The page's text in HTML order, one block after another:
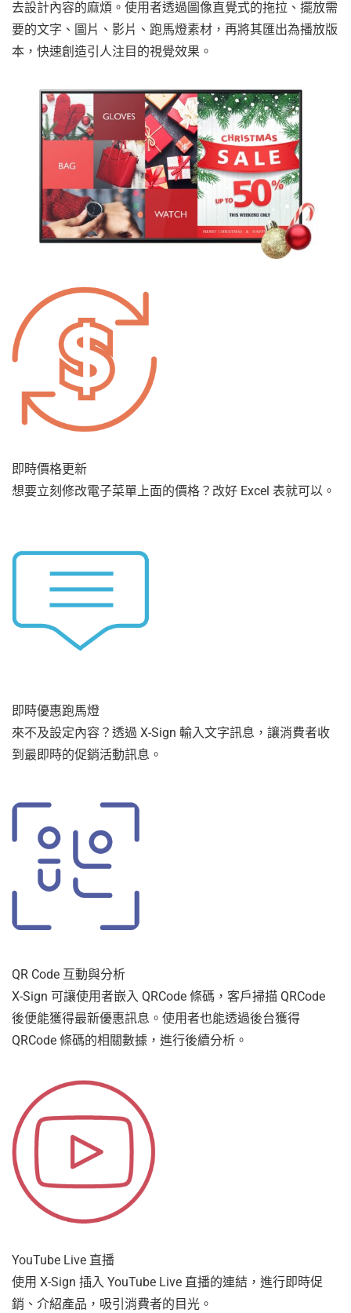
去設計內容的麻煩。使用者透過圖像直覺式的拖拉、擺放需
要的文字、圖片、影片、跑馬燈素材，再將其匯出為播放版
本，快速創造引人注目的視覺效果。
即時價格更新
想要立刻修改電子菜單上面的價格？改好 Excel 表就可以。
即時優惠跑馬燈
來不及設定內容？透過 X-Sign 輸入文字訊息，讓消費者收
到最即時的促銷活動訊息。
QR Code 互動與分析
X-Sign 可讓使用者嵌入 QRCode 條碼，客戶掃描 QRCode
後便能獲得最新優惠訊息。使用者也能透過後台獲得
QRCode 條碼的相關數據，進行後續分析。
YouTube Live 直播
使用 X-Sign 插入 YouTube Live 直播的連結，進行即時促
銷、介紹產品，吸引消費者的目光。